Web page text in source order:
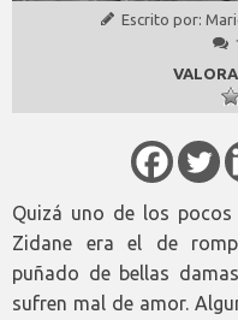
Escrito por:
Quizá uno de los
Zidane era el de
puñado de bellas
sufren mal de amor.